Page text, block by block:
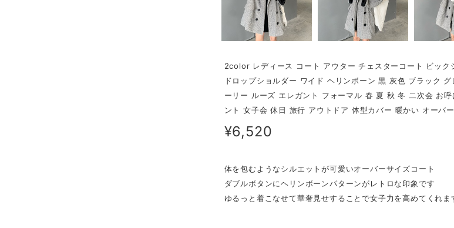
2color レディース コート アウター チェスターコート ビッ
ドロップショルダー ワイド ヘリンボーン 黒 灰色 ブラック
ーリー ルーズ エレガント フォーマル 春 夏 秋 冬 二次会 お
ント 女子会 休日 旅行 アウトドア 体型カバー 暖かい オーバ
¥6,520
体を包むようなシルエットが可愛いオーバーサイズコート
ダブルボタンにヘリンボーンパターンがレトロな印象です
ゆるっと着こなせて華奢見せすることで女子力を高めてくれま